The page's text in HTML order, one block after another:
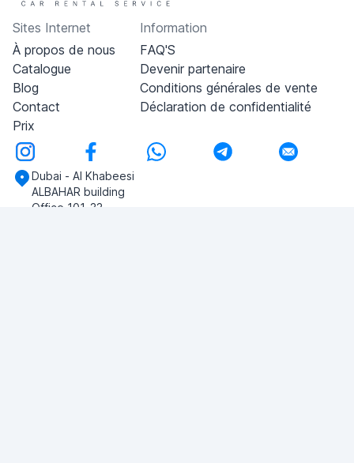
Sites Internet
À propos de nous
Catalogue
Blog
Contact
Prix
Information
FAQ'S
Devenir partenaire
Conditions générales de vente
Déclaration de confidentialité
Dubai - Al Khabeesi
ALBAHAR building
Office 101-33